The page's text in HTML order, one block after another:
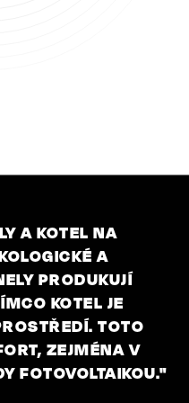
A KOTEL NA
A
PRODUKUJÍ
KOTEL JE
TOTO
ZEJMÉNA V
FOTOVOLTAIKOU."